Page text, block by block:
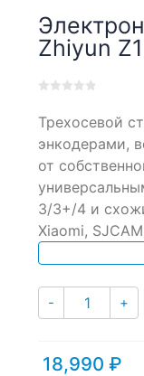
Zhiyun
out
on
customer
ratings
Трехосевой
энкодерами,
от
3/3+/4 и
Xiaomi,
- Количество
+
18,990 ₽